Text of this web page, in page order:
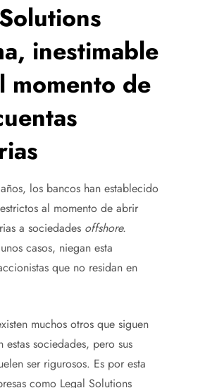
inestimable
momento de
los bancos han establecido
al momento de abrir
a sociedades offshore.
casos, niegan esta
que no residan en
muchos otros que siguen
estas sociedades, pero sus
ser rigurosos. Es por esta
como Legal Solutions